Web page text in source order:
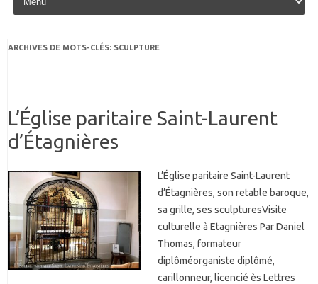
ARCHIVES DE MOTS-CLÉS: SCULPTURE
L’Église paritaire Saint-Laurent
d’Étagnières
L’Église paritaire Saint-Laurent
d’Étagnières, son retable baroque,
sa grille, ses sculpturesVisite
culturelle à Etagnières Par Daniel
Thomas, formateur
diplôméorganiste diplômé,
carillonneur, licencié ès Lettres